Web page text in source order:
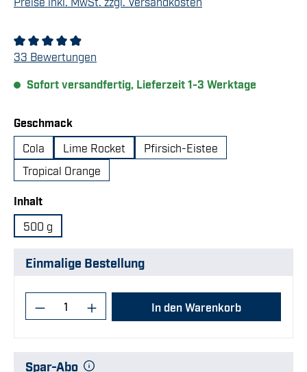
Durchschnittliche Bewertung von 4.91 von 5 Sternen
33 Bewertungen
Sofort versandfertig, Lieferzeit 1-3 Werktage
Geschmackauswählen
Cola
Lime Rocket
Pfirsich-Eistee
Tropical Orange
Inhaltauswählen
500 g
Einmalige Bestellung
Produkt Anzahl: Gib den gewünschten
In den Warenkorb
Spar-Abo